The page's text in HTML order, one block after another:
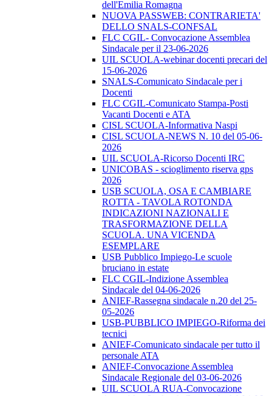
dell'Emilia Romagna
NUOVA PASSWEB: CONTRARIETA'
DELLO SNALS-CONFSAL
FLC CGIL- Convocazione Assemblea
Sindacale per il 23-06-2026
UIL SCUOLA-webinar docenti precari del
15-06-2026
SNALS-Comunicato Sindacale per i
Docenti
FLC CGIL-Comunicato Stampa-Posti
Vacanti Docenti e ATA
CISL SCUOLA-Informativa Naspi
CISL SCUOLA-NEWS N. 10 del 05-06-
2026
UIL SCUOLA-Ricorso Docenti IRC
UNICOBAS - scioglimento riserva gps
2026
USB SCUOLA, OSA E CAMBIARE
ROTTA - TAVOLA ROTONDA
INDICAZIONI NAZIONALI E
TRASFORMAZIONE DELLA
SCUOLA. UNA VICENDA
ESEMPLARE
USB Pubblico Impiego-Le scuole
bruciano in estate
FLC CGIL-Indizione Assemblea
Sindacale del 04-06-2026
ANIEF-Rassegna sindacale n.20 del 25-
05-2026
USB-PUBBLICO IMPIEGO-Riforma dei
tecnici
ANIEF-Comunicato sindacale per tutto il
personale ATA
ANIEF-Convocazione Assemblea
Sindacale Regionale del 03-06-2026
UIL SCUOLA RUA-Convocazione